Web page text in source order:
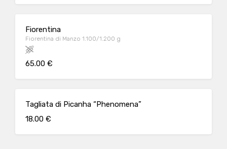
Fiorentina
Fiorentina di Manzo 1.100/1.200 g
65.00 €
Tagliata di Picanha “Phenomena”
18.00 €